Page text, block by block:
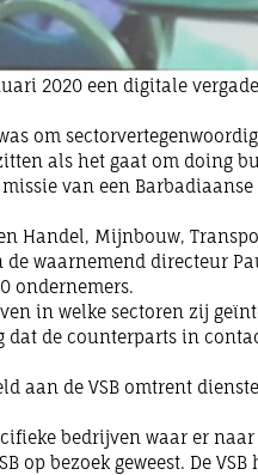
2020 een digitale
om
als het gaat om doing
van een
Handel, Mijnbouw,
waarnemend directeur
ondernemers.
in welke sectoren zij
de counterparts in
aan de VSB omtrent
bedrijven waar er
op bezoek geweest. De